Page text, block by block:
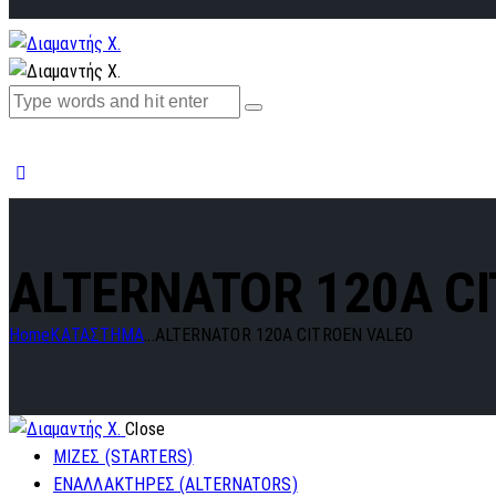
ALTERNATOR 120A
Home ΚΑΤΑΣΤΗΜΑ...ALTERNATOR 120A CITROEN VALEO
Close
ΜΙΖΕΣ (STARTERS)
ΕΝΑΛΛΑΚΤΗΡΕΣ (ALTERNATORS)